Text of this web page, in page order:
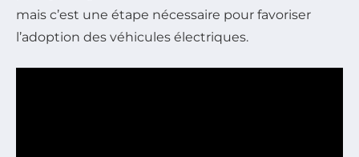
mais c’est une étape nécessaire pour favoriser
l’adoption des véhicules électriques.